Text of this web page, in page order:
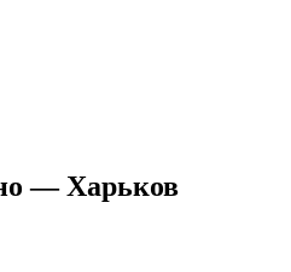
— Харьков